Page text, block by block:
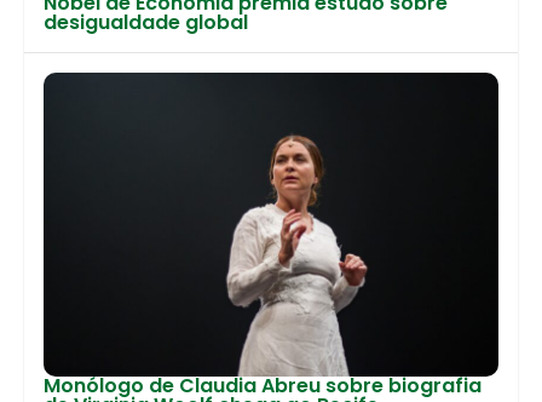
desigualdade global
Monólogo de Claudia Abreu sobre biografia